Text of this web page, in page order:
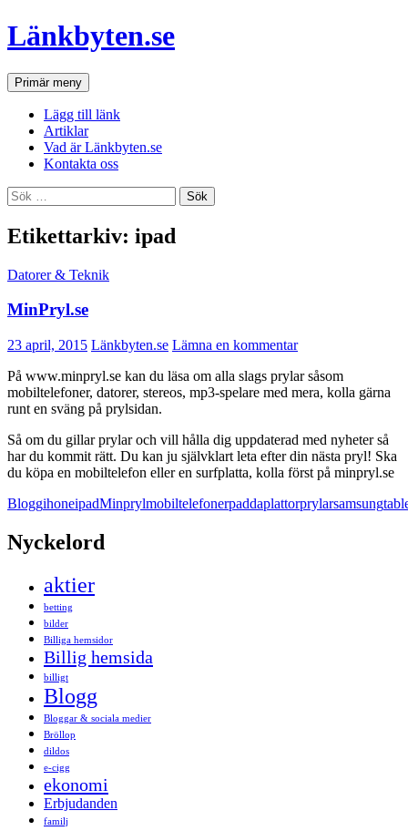
Hoppa
till
Länkbyten.se
SökPrimär meny
Lägg till länk
Artiklar
Vad är Länkbyten.se
Kontakta oss
Sök
efter:
Etikettarkiv: ipad
Datorer & Teknik
MinPryl.se
23 april, 2015 Länkbyten.se Lämna en kommentar
På www.minpryl.se kan du läsa om alla slags prylar såsom
mobiltelefoner, datorer, stereos, mp3-spelare med mera, kolla gärna
runt en sväng på prylsidan.
Så om du gillar prylar och vill hålla dig uppdaterad med nyheter så
har du kommit rätt. Du kan ju självklart leta efter din nästa pryl! Ska
du köpa en mobiltelefon eller en surfplatta, kolla först på minpryl.se
BloggihoneipadMinprylmobiltelefonerpaddaplattorprylarsamsung
Nyckelord
aktier
betting
bilder
Billiga hemsidor
Billig hemsida
billigt
Blogg
Bloggar & sociala medier
Bröllop
dildos
e-cigg
ekonomi
Erbjudanden
familj